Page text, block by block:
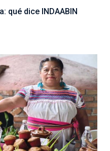
qué dice INDAABIN